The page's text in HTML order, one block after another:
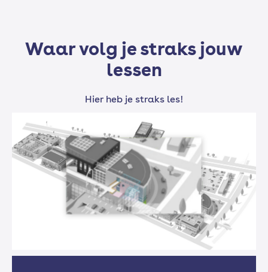
Wiskunde
Storingen verhelpen
Praktijklessen inspecties
Waar volg je straks jouw
lessen
Hier heb je straks les!